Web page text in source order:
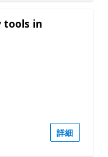
tools in
詳細